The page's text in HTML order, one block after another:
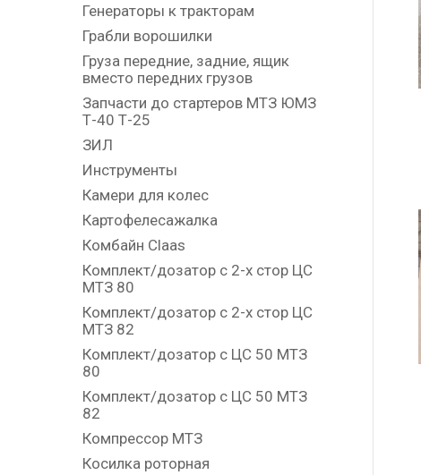
Генераторы к тракторам
Грабли ворошилки
Груза передние, задние, ящик
вместо передних грузов
Запчасти до стартеров МТЗ ЮМЗ
Т-40 Т-25
ЗИЛ
Инструменты
Камери для колес
Картофелесажалка
Комбайн Claas
Комплект/дозатор с 2-х стор ЦС
МТЗ 80
Комплект/дозатор с 2-х стор ЦС
МТЗ 82
Комплект/дозатор с ЦС 50 МТЗ
80
Комплект/дозатор с ЦС 50 МТЗ
82
Компрессор МТЗ
Косилка роторная